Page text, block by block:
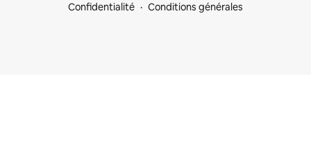
Confidentialité
Conditions générales